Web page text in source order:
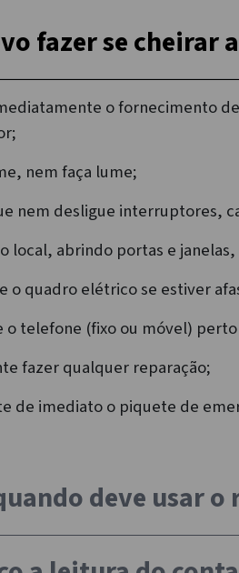
fazer se cheirar
o fornecimento
nem faça lume;
nem desligue interruptores,
local, abrindo portas e
o quadro elétrico se estiver
o telefone (fixo ou móvel)
fazer qualquer reparação;
de imediato o piquete de
deve usar